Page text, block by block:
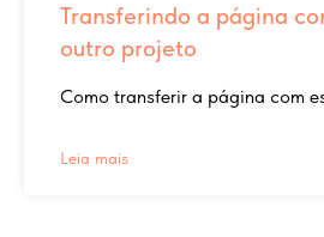
Transferindo a página
outro projeto
Como transferir a página com
Leia mais